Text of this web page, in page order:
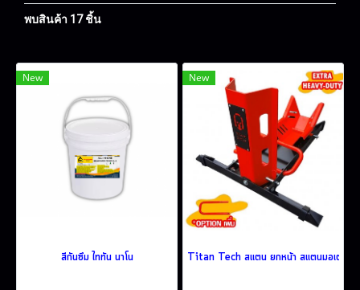
พบสินค้า 17 ชิ้น
New
สีกันซึม ไททัน นาโน
New
Titan Tech สแตน ยกหน้า สแตนมอเตอร์ไ